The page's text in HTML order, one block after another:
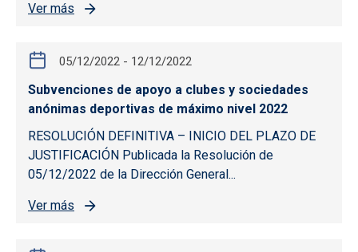
Ver más
05/12/2022 - 12/12/2022
Subvenciones de apoyo a clubes y sociedades
anónimas deportivas de máximo nivel 2022
RESOLUCIÓN DEFINITIVA – INICIO DEL PLAZO DE
JUSTIFICACIÓN Publicada la Resolución de
05/12/2022 de la Dirección General...
Ver más